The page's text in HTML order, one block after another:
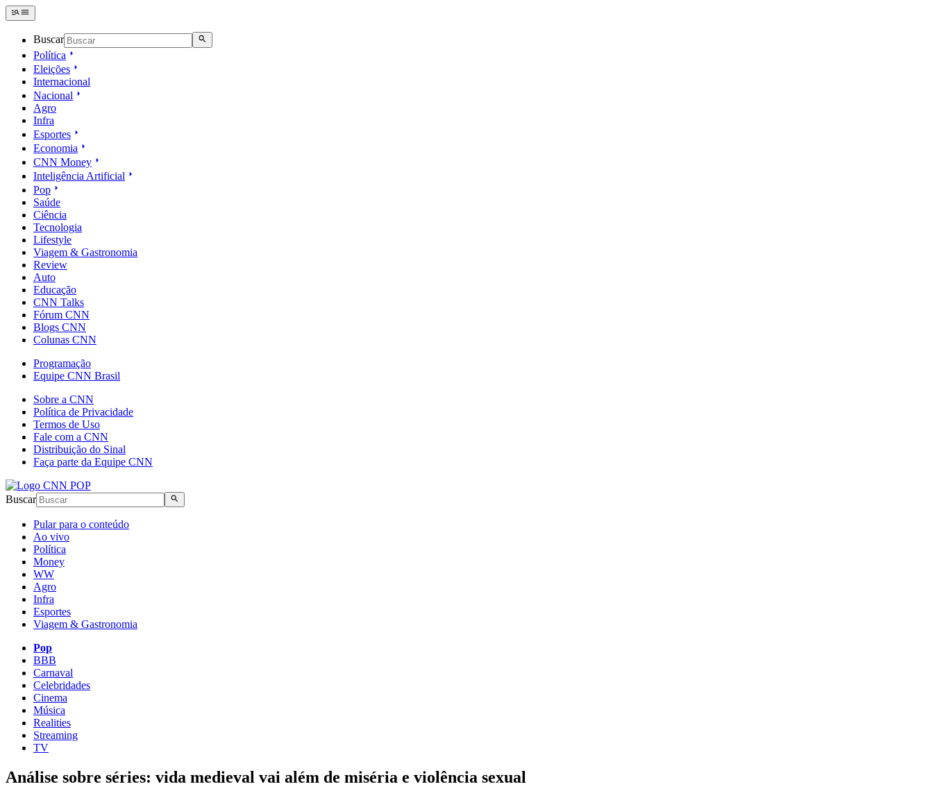
Buscar
Política
Eleições
Internacional
Nacional
Agro
Infra
Esportes
Economia
CNN Money
Inteligência Artificial
Pop
Saúde
Ciência
Tecnologia
Lifestyle
Viagem & Gastronomia
Review
Auto
Educação
CNN Talks
Fórum CNN
Blogs CNN
Colunas CNN
Programação
Equipe CNN Brasil
Sobre a CNN
Política de Privacidade
Termos de Uso
Fale com a CNN
Distribuição do Sinal
Faça parte da Equipe CNN
Buscar
Pular para o conteúdo
Ao vivo
Política
Money
WW
Agro
Infra
Esportes
Viagem & Gastronomia
Pop
BBB
Carnaval
Celebridades
Cinema
Música
Realities
Streaming
TV
Análise sobre séries: vida medieval vai além de miséria e violência sexual